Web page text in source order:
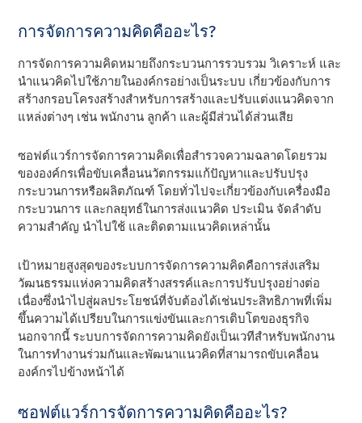
การจัดการความคิดคืออะไร?
การจัดการความคิดหมายถึงกระบวนการรวบรวม วิเคราะห์ และ
นําแนวคิดไปใช้ภายในองค์กรอย่างเป็นระบบ เกี่ยวข้องกับการ
สร้างกรอบโครงสร้างสําหรับการสร้างและปรับแต่งแนวคิดจาก
แหล่งต่างๆ เช่น พนักงาน ลูกค้า และผู้มีส่วนได้ส่วนเสีย
ซอฟต์แวร์การจัดการความคิดเพื่อสํารวจความฉลาดโดยรวม
ขององค์กรเพื่อขับเคลื่อนนวัตกรรมแก้ปัญหาและปรับปรุง
กระบวนการหรือผลิตภัณฑ์ โดยทั่วไปจะเกี่ยวข้องกับเครื่องมือ
กระบวนการ และกลยุทธ์ในการส่งแนวคิด ประเมิน จัดลําดับ
ความสําคัญ นําไปใช้ และติดตามแนวคิดเหล่านั้น
เป้าหมายสูงสุดของระบบการจัดการความคิดคือการส่งเสริม
วัฒนธรรมแห่งความคิดสร้างสรรค์และการปรับปรุงอย่างต่อ
เนื่องซึ่งนําไปสู่ผลประโยชน์ที่จับต้องได้เช่นประสิทธิภาพที่เพิ่ม
ขึ้นความได้เปรียบในการแข่งขันและการเติบโตของธุรกิจ
นอกจากนี้ ระบบการจัดการความคิดยังเป็นเวทีสําหรับพนักงาน
ในการทํางานร่วมกันและพัฒนาแนวคิดที่สามารถขับเคลื่อน
องค์กรไปข้างหน้าได้
ซอฟต์แวร์การจัดการความคิดคืออะไร?